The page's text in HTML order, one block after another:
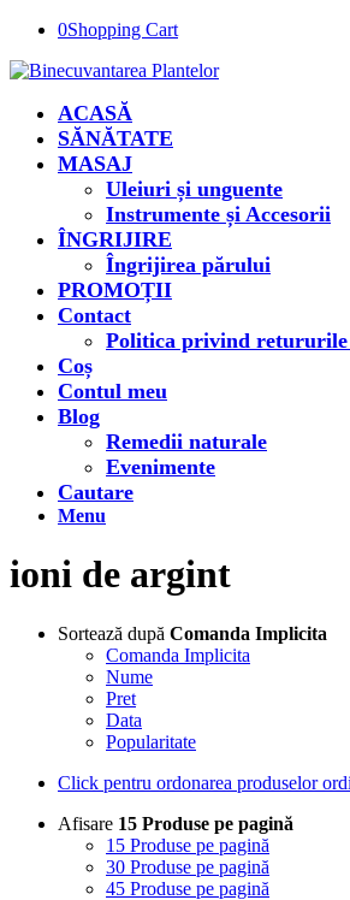
0Shopping Cart
ACASĂ
SĂNĂTATE
MASAJ
Uleiuri și unguente
Instrumente și Accesorii
ÎNGRIJIRE
Îngrijirea părului
PROMOȚII
Contact
Politica privind
Coș
Contul meu
Blog
Remedii naturale
Evenimente
Cautare
Menu
ioni de argint
Sortează după Comanda Implicita
Comanda Implicita
Nume
Pret
Data
Popularitate
Click pentru ordonarea produselor
Afisare 15 Produse pe pagină
15 Produse pe pagină
30 Produse pe pagină
45 Produse pe pagină